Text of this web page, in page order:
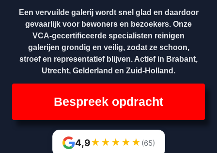
Een vervuilde galerij wordt snel glad en daardoor
gevaarlijk voor bewoners en bezoekers. Onze
VCA-gecertificeerde specialisten reinigen
galerijen grondig en veilig, zodat ze schoon,
stroef en representatief blijven. Actief in Brabant,
Utrecht, Gelderland en Zuid-Holland.
Bespreek opdracht
4,9★ ★ ★ ★ ★ (65)